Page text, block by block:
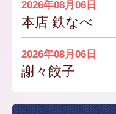
2026年08月06日
本店 鉄なべ
2026年08月06日
謝々餃子